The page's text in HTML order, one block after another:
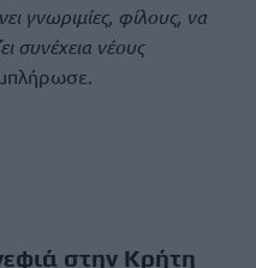
γνωριμίες, φίλους, να
συνέχεια νέους
στην Κρήτη